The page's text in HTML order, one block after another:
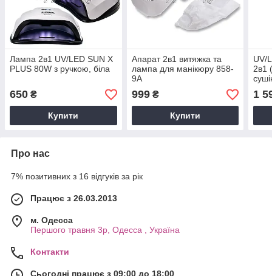
Лампа 2в1 UV/LED SUN X
PLUS 80W з ручкою, біла
650 ₴
Купити
Апарат 2в1 витяжка та
лампа для манікюру 858-
9A
999₴
Купити
UV/
2в1
—
Вт.
1
Про нас
7% позитивних з 16 відгуків за рік
Працює з 26.03.2013
м. Одесса
Першого травня 3р, Одесса , Україна
Контакти
Сьогодні працює з 09:00 до 18:00